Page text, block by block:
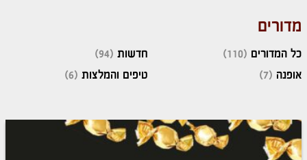
מדורים
כל המדורים (110)
אופנה (7)
חדשות (94)
טיפים והמלצות (6)